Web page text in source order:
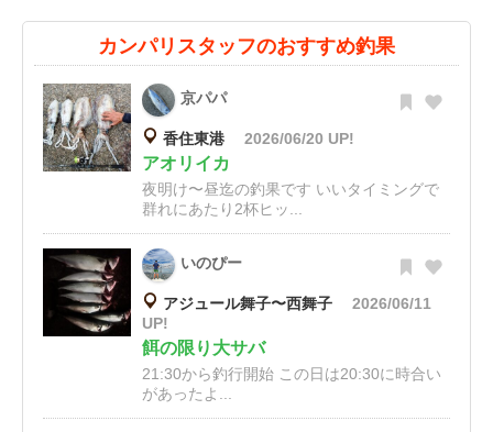
カンパリスタッフのおすすめ釣果
京パパ
香住東港 2026/06/20 UP!
アオリイカ
夜明け〜昼迄の釣果です いいタイミングで
群れにあたり2杯ヒッ...
いのぴー
アジュール舞子〜西舞子
2026/06/11
UP!
餌の限り大サバ
21:30から釣行開始 この日は20:30に時合い
があったよ...